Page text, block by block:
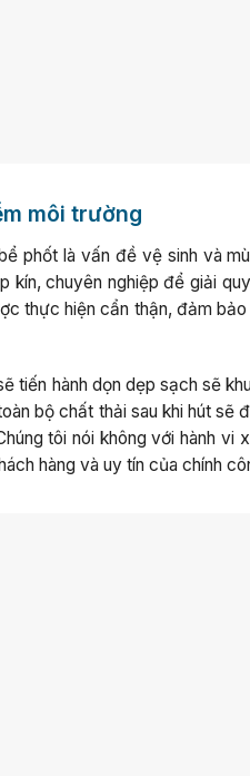
môi trường
phốt là vấn đề vệ sinh và
chuyên nghiệp để giải
thực hiện cẩn thận, đảm
tiến hành dọn dẹp sạch sẽ
bộ chất thải sau khi hút
tôi nói không với hành vi
hàng và uy tín của chính